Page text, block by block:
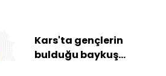
Kars'ta gençlerin
bulduğu baykuş